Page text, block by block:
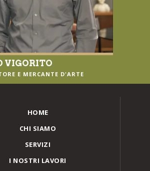
VIGORITO
E MERCANTE D'ARTE
HOME
CHI SIAMO
SERVIZI
I NOSTRI LAVORI